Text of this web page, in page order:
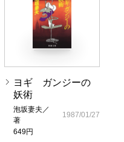
ヨギ ガンジーの
妖術
泡坂妻夫／
著
649円
1987/01/27